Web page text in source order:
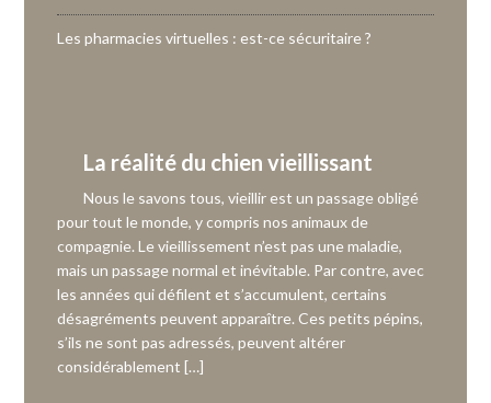
Les pharmacies virtuelles : est-ce sécuritaire ?
La réalité du chien vieillissant
Nous le savons tous, vieillir est un passage obligé
pour tout le monde, y compris nos animaux de
compagnie. Le vieillissement n’est pas une maladie,
mais un passage normal et inévitable. Par contre, avec
les années qui défilent et s’accumulent, certains
désagréments peuvent apparaître. Ces petits pépins,
s’ils ne sont pas adressés, peuvent altérer
considérablement […]